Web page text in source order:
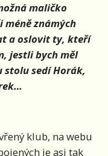
maličko
méně známých
a oslovit ty, kteří
jestli bych měl
stolu sedí Horák,
klub, na webu
je asi tak